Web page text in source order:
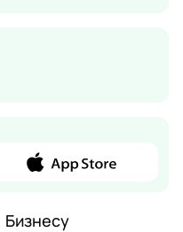
Бизнесу